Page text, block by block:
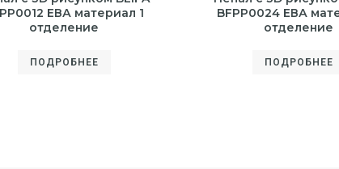
ЕВА материал 1
отделение
ПОДРОБНЕЕ
BFPP0024 ЕВА
отделение
ПОДРОБНЕЕ